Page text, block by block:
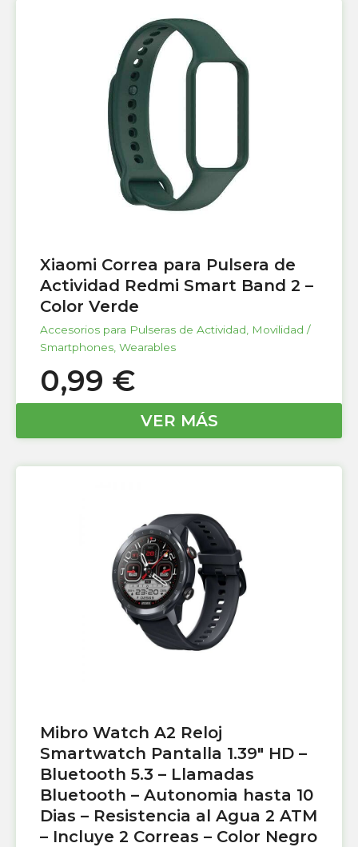
Xiaomi Correa para Pulsera de
Actividad Redmi Smart Band 2 –
Color Verde
Accesorios para Pulseras de Actividad
Movilidad /
Smartphones Wearables
0,99 €
VER MÁS
Mibro Watch A2 Reloj
Smartwatch Pantalla 1.39″ HD –
Bluetooth 5.3 – Llamadas
Bluetooth – Autonomia hasta 10
Dias – Resistencia al Agua 2 ATM
– Incluye 2 Correas – Color Negro